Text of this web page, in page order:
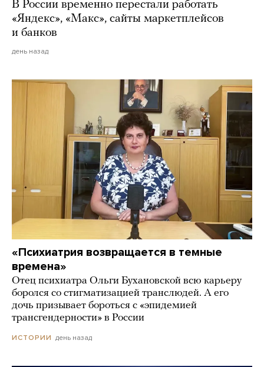
В России временно перестали работать
«Яндекс», «Макс», сайты маркетплейсов
и банков
день назад
«Психиатрия возвращается в темные
времена»
Отец психиатра Ольги Бухановской всю карьеру
боролся со стигматизацией транслюдей. А его
дочь призывает бороться с «эпидемией
трансгендерности» в России
ИСТОРИИ день назад